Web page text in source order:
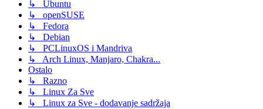
↳ Ubuntu
↳ openSUSE
↳ Fedora
↳ Debian
↳ PCLinuxOS i Mandriva
↳ Arch Linux, Manjaro, Chakra...
Ostalo
↳ Razno
↳ Linux Za Sve
↳ Linux za Sve - dodavanje sadržaja